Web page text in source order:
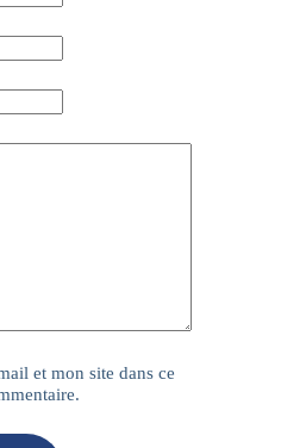
et mon site dans ce